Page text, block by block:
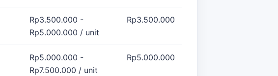
Rp3.500.000 -
Rp5.000.000 / unit
Rp3.500.000
Rp5.000.000 -
Rp7.500.000 / unit
Rp5.000.000